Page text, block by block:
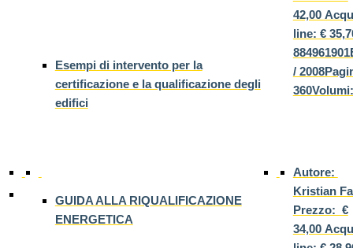
Esempi di intervento per la
certificazione e la qualificazione degli
edifici
42,00
line: €
/
GUIDA ALLA RIQUALIFICAZIONE
ENERGETICA
Autore:
Kristian
Prezzo: €
34,00